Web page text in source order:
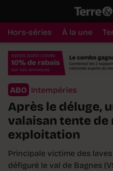
Hors-séries À la une
ABO Intempéries
Après le déluge,
valaisan tente de
exploitation
Principale victime des
défiguré le val de Bagnes